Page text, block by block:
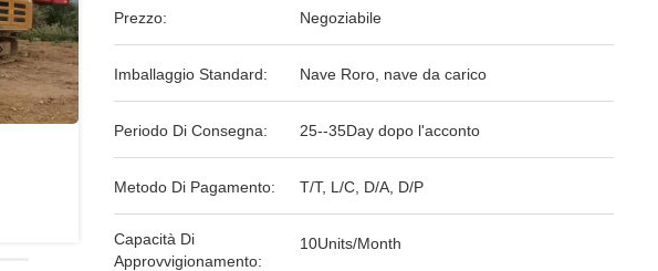
Prezzo: Negoziabile
Imballaggio Standard: Nave Roro, nave da carico
Periodo Di Consegna: 25--35Day dopo l'acconto
Metodo Di Pagamento: T/T, L/C, D/A, D/P
Capacità Di
Approvvigionamento:
10Units/Month